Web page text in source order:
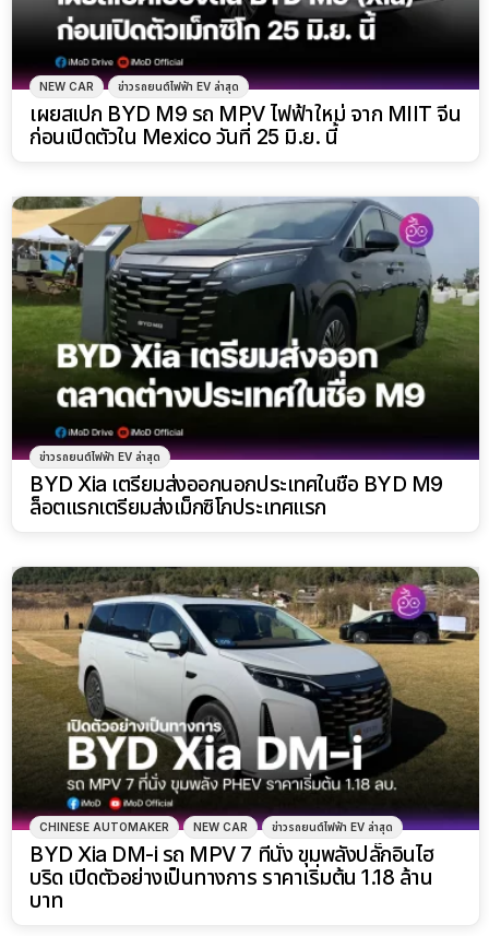
NEW CAR ข่าวรถยนต์ไฟฟ้า EV ล่าสุด
เผยสเปก BYD M9 รถ MPV ไฟฟ้าใหม่ จาก MIIT จีน
ก่อนเปิดตัวใน Mexico วันที่ 25 มิ.ย. นี้
ข่าวรถยนต์ไฟฟ้า EV ล่าสุด
BYD Xia เตรียมส่งออกนอกประเทศในชื่อ BYD M9
ล็อตแรกเตรียมส่งเม็กซิโกประเทศแรก
CHINESE AUTOMAKER NEW CAR ข่าวรถยนต์ไฟฟ้า EV ล่าสุด
BYD Xia DM-i รถ MPV 7 ที่นั่ง ขุมพลังปลั๊กอินไฮ
บริด เปิดตัวอย่างเป็นทางการ ราคาเริ่มต้น 1.18 ล้าน
บาท